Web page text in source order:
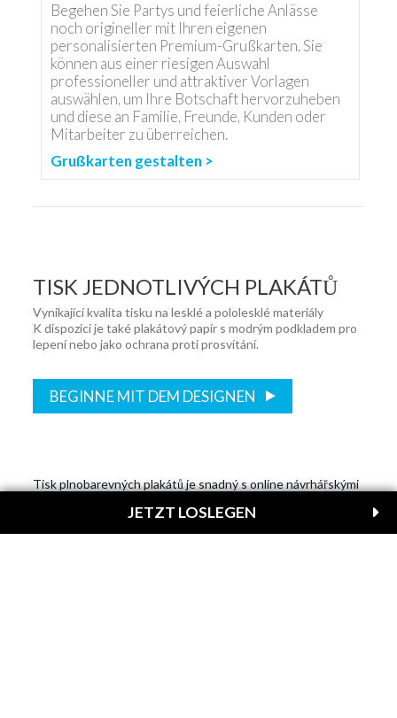
Begehen Sie Partys und feierliche Anlässe
noch origineller mit Ihren eigenen
personalisierten Premium-Grußkarten. Sie
können aus einer riesigen Auswahl
professioneller und attraktiver Vorlagen
auswählen, um Ihre Botschaft hervorzuheben
und diese an Familie, Freunde, Kunden oder
Mitarbeiter zu überreichen.
Grußkarten gestalten >
TISK JEDNOTLIVÝCH PLAKÁTŮ
Vynikající kvalita tisku na lesklé a pololesklé materiály
K dispozici je také plakátový papír s modrým podkladem pro
lepení nebo jako ochrana proti prosvítání.
BEGINNE MIT DEM DESIGNEN
Tisk plnobarevných plakátů je snadný s online návrhářskými
rychlým odesláním.JETZT LOSLEGEN